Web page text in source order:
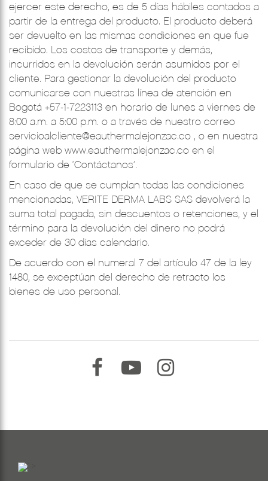
ejercer este derecho, es de 5 días hábiles contados a
partir de la entrega del producto. El producto deberá
ser devuelto en las mismas condiciones en que fue
recibido. Los costos de transporte y demás,
incurridos en la devolución serán asumidos por el
cliente. Para gestionar la devolución del producto
comunicarse con nuestras línea de atención en
Bogotá +57-1-7223113 en horario de lunes a viernes de
8:00 a.m. a 5:00 p.m. o a través de nuestro correo
servicioalcliente@eauthermalejonzac.co , o en nuestra
página web www.eauthermalejonzac.co en el
formulario de ‘Contáctanos’.
En caso de que se cumplan todas las condiciones
mencionadas, VERITE DERMA LABS SAS devolverá la
suma total pagada, sin descuentos o retenciones, y el
término para la devolución del dinero no podrá
exceder de 30 días calendario.
De acuerdo con el numeral 7 del artículo 47 de la ley
1480, se exceptúan del derecho de retracto los
bienes de uso personal.
– – –